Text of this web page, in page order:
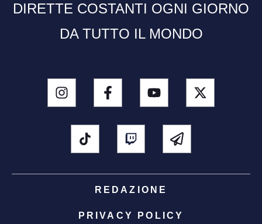
DIRETTE COSTANTI OGNI GIORNO
DA TUTTO IL MONDO
REDAZIONE
PRIVACY POLICY